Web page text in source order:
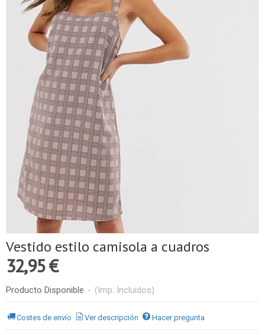
Vestido estilo camisola a cuadros
32,95 €
Producto Disponible - (Imp. Incluidos)
Costes de envío Ver descripción Hacer pregunta